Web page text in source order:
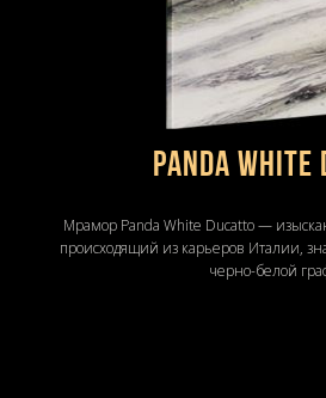
Panda White
Мрамор Panda White Ducatto —
происходящий из карьеров Италии,
черно-белой